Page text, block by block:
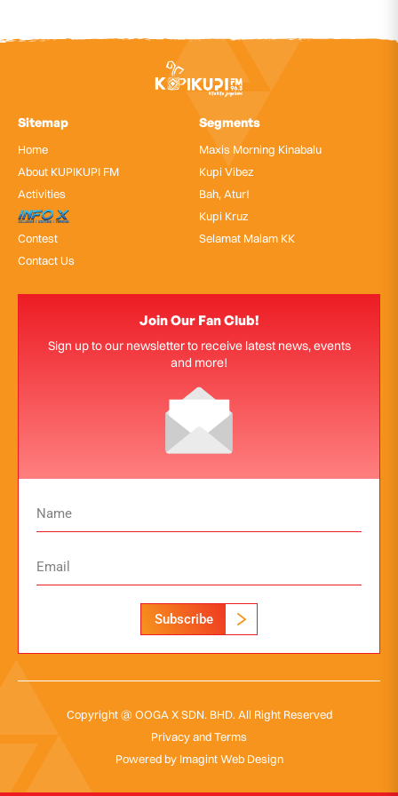
Sitemap
Home
About KUPIKUPI FM
Activities
InfoX
Contest
Contact Us
Segments
Maxis Morning Kinabalu
Kupi Vibez
Bah, Atur!
Kupi Kruz
Selamat Malam KK
Join Our Fan Club!
Sign up to our newsletter to receive latest news, events
and more!
Subscribe
Copyright @ OOGA X SDN. BHD. All Right Reserved
Privacy and Terms
Powered by Imagint Web Design